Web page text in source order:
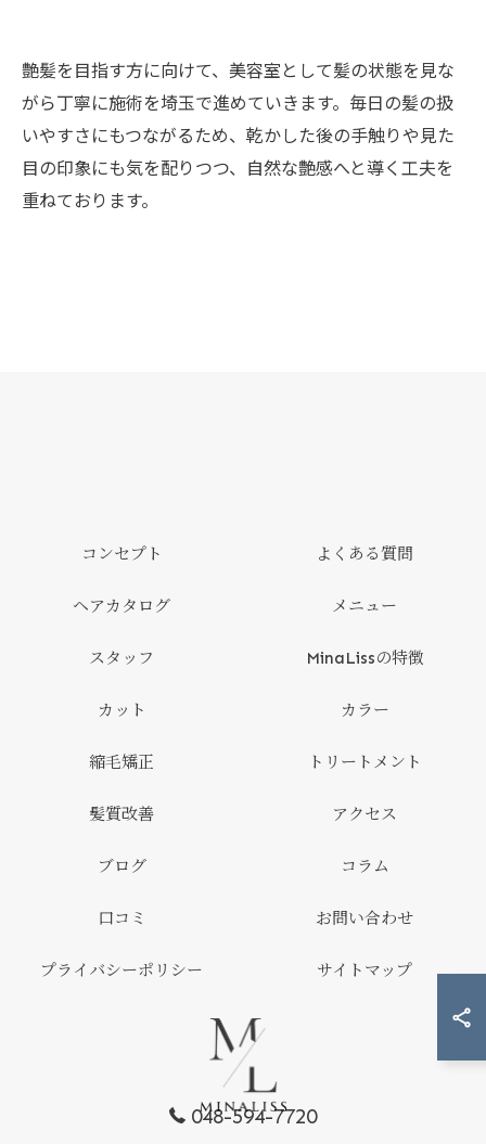
艶髪を目指す方に向けて、美容室として髪の状態を見な
がら丁寧に施術を埼玉で進めていきます。毎日の髪の扱
いやすさにもつながるため、乾かした後の手触りや見た
目の印象にも気を配りつつ、自然な艶感へと導く工夫を
重ねております。
048-594-7720
コンセプト よくある質問
ヘアカタログ メニュー
スタッフ MinaLissの特徴
カット カラー
縮毛矯正 トリートメント
髪質改善 アクセス
ブログ コラム
口コミ お問い合わせ
プライバシーポリシー サイトマップ